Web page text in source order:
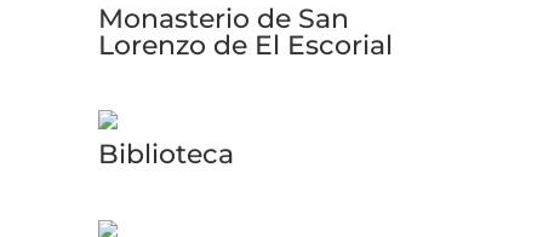
Monasterio de San
Lorenzo de El Escorial
Biblioteca